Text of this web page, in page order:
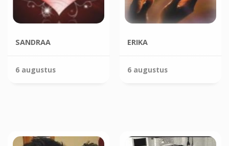
SANDRAA
6 augustus
ERIKA
6 augustus